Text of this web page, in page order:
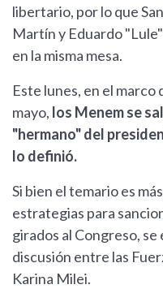
libertario, por lo que
Martín y Eduardo
en la misma mesa.
Este lunes, en el marco
mayo, los Menem se
"hermano" del
lo definió.
Si bien el temario es
estrategias para
girados al Congreso, se
discusión entre las
Karina Milei.